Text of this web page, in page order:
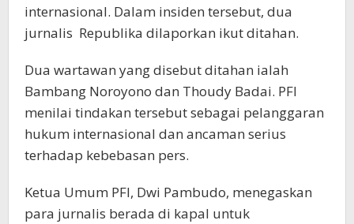
internasional. Dalam insiden tersebut, dua
jurnalis Republika dilaporkan ikut ditahan.
Dua wartawan yang disebut ditahan ialah
Bambang Noroyono dan Thoudy Badai. PFI
menilai tindakan tersebut sebagai pelanggaran
hukum internasional dan ancaman serius
terhadap kebebasan pers.
Ketua Umum PFI, Dwi Pambudo, menegaskan
para jurnalis berada di kapal untuk